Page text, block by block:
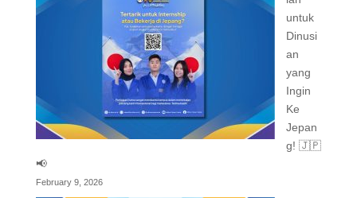
untuk
Dinusi
an
yang
Ingin
Ke
Jepan
g! 🇯🇵
📢
February 9, 2026